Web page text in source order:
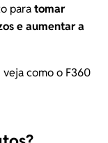
paratomar
e aumentar a
veja como o F360